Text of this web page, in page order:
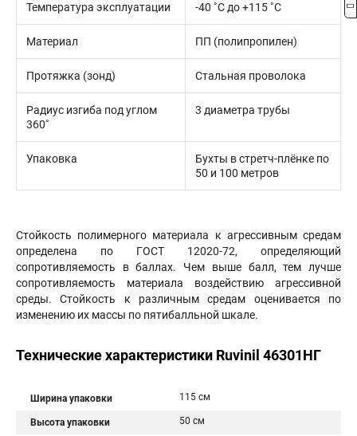
Температура эксплуатации -40 ˚С до +115 ˚С
Материал ПП (полипропилен)
Протяжка (зонд) Стальная проволока
Радиус изгиба под углом
360˚
3 диаметра трубы
Упаковка
Бухты в стретч-плёнке по
50 и 100 метров
Стойкость полимерного материала к агрессивным средам
определена по ГОСТ 12020-72, определяющий
сопротивляемость в баллах. Чем выше балл, тем лучше
сопротивляемость материала воздействию агрессивной
среды. Стойкость к различным средам оценивается по
изменению их массы по пятибалльной шкале.
Технические характеристики Ruvinil 46301НГ
Ширина упаковки 115 см
Высота упаковки 50 см